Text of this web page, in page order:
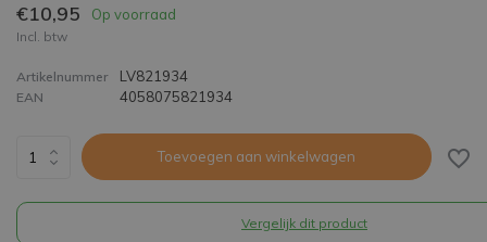
€10,95 Op voorraad
Incl. btw
Artikelnummer LV821934
EAN 4058075821934
Toevoegen aan winkelwagen
Vergelijk dit product